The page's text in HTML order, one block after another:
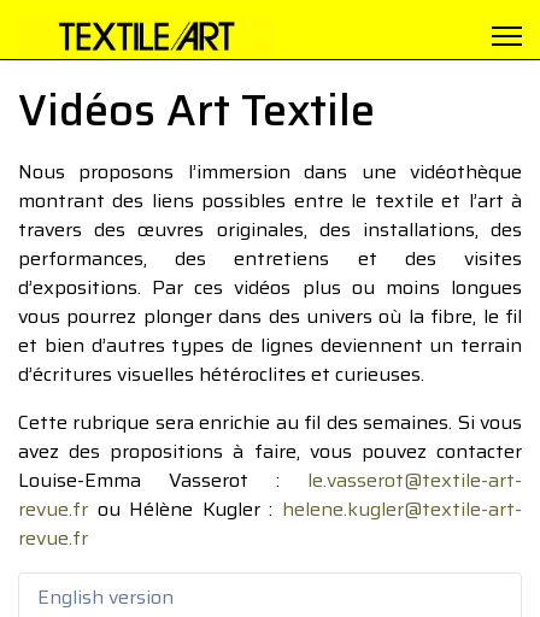
Vidéos Art Textile
Nous proposons l’immersion dans une vidéothèque
montrant des liens possibles entre le textile et l’art à
travers des œuvres originales, des installations, des
performances, des entretiens et des visites
d’expositions. Par ces vidéos plus ou moins longues
vous pourrez plonger dans des univers où la fibre, le fil
et bien d’autres types de lignes deviennent un terrain
d’écritures visuelles hétéroclites et curieuses.
Cette rubrique sera enrichie au fil des semaines. Si vous
avez des propositions à faire, vous pouvez contacter
Louise-Emma Vasserot : le.vasserot@textile-art-
revue.fr ou Hélène Kugler : helene.kugler@textile-art-
revue.fr
English version